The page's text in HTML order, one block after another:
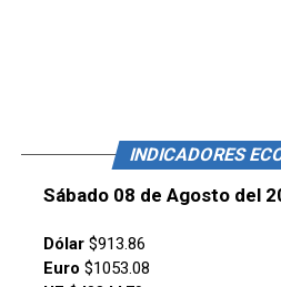
INDICADORES
Sábado 08 de Agosto del
Dólar$913.86
Euro $1053.08